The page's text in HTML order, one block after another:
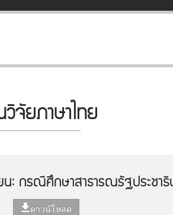
วิจัยภาษาไทย
น: กรณีศึกษาสาธารณรัฐประชาธิ
ดาวน์โหลด